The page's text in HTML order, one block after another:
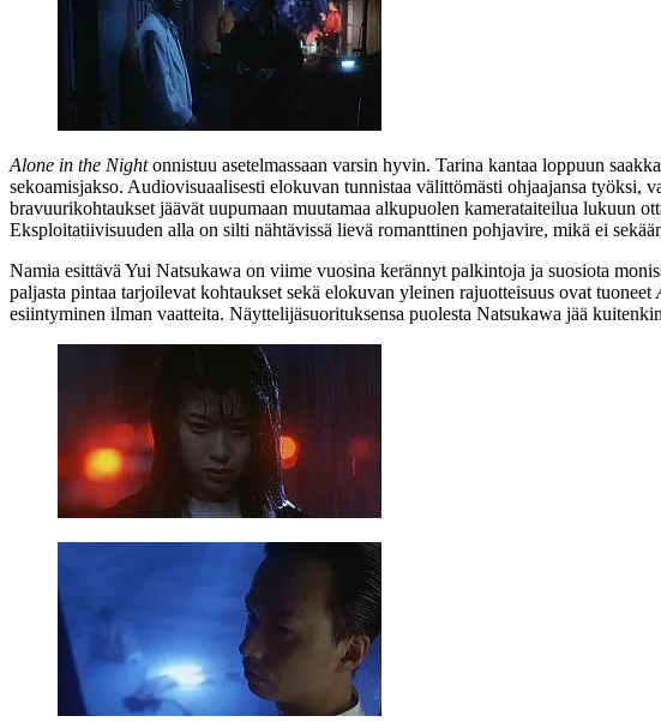
Alone in the Nightonnistuu asetelmassaan varsin hyvin. Tarina kantaa loppuun
sekoamisjakso. Audiovisuaalisesti elokuvan tunnistaa välittömästi ohjaajansa työksi,
bravuurikohtaukset jäävät uupumaan muutamaa alkupuolen kamerataiteilua lukuun
Eksploitatiivisuuden alla on silti nähtävissä lievä romanttinen pohjavire, mikä ei
Namia esittävä Yui Natsukawa on viime vuosina kerännyt palkintoja ja suosiota
paljasta pintaa tarjoilevat kohtaukset sekä elokuvan yleinen rajuotteisuus ovat tuoneet
esiintyminen ilman vaatteita. Näyttelijäsuorituksensa puolesta Natsukawa jää